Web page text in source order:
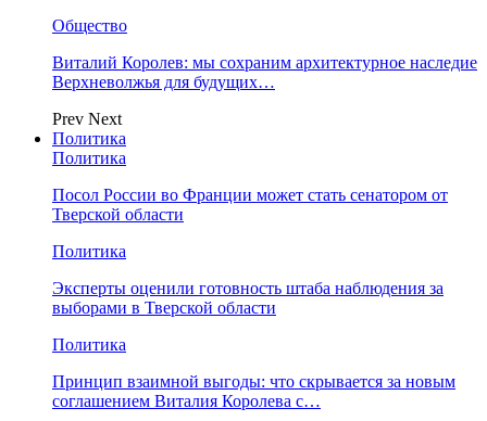
Общество
Виталий Королев: мы сохраним архитектурное наследие
Верхневолжья для будущих…
Prev Next
Политика
Политика
Посол России во Франции может стать сенатором от
Тверской области
Политика
Эксперты оценили готовность штаба наблюдения за
выборами в Тверской области
Политика
Принцип взаимной выгоды: что скрывается за новым
соглашением Виталия Королева с…